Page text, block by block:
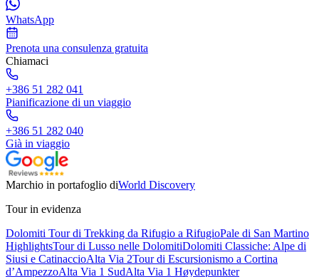
WhatsApp
Prenota una consulenza gratuita
Chiamaci
+386 51 282 041
Pianificazione di un viaggio
+386 51 282 040
Già in viaggio
Marchio in portafoglio diWorld Discovery
Tour in evidenza
Dolomiti Tour di Trekking da Rifugio a RifugioPale di San Martino
HighlightsTour di Lusso nelle DolomitiDolomiti Classiche: Alpe di
Siusi e CatinaccioAlta Via 2Tour di Escursionismo a Cortina
d’AmpezzoAlta Via 1 SudAlta Via 1 Høydepunkter